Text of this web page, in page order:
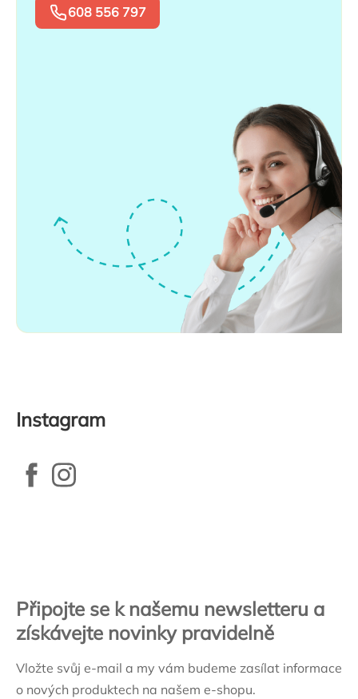
608 556 797
Instagram
Připojte se k našemu newsletteru a
získávejte novinky pravidelně
Vložte svůj e-mail a my vám budeme zasílat informace
o nových produktech na našem e-shopu.